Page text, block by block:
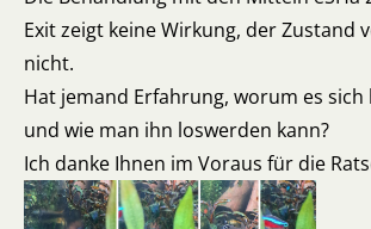
Exit zeigt keine Wirkung, der Zustand
nicht.
Hat jemand Erfahrung, worum es
und wie man ihn loswerden kann?
Ich danke Ihnen im Voraus für die